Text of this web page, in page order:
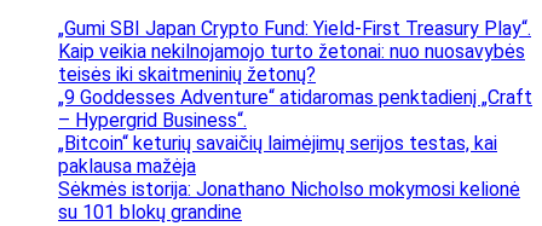
„Gumi SBI Japan Crypto Fund: Yield-First Treasury Play“.
Kaip veikia nekilnojamojo turto žetonai: nuo nuosavybės
teisės iki skaitmeninių žetonų?
„9 Goddesses Adventure“ atidaromas penktadienį „Craft
– Hypergrid Business“.
„Bitcoin“ keturių savaičių laimėjimų serijos testas, kai
paklausa mažėja
Sėkmės istorija: Jonathano Nicholso mokymosi kelionė
su 101 blokų grandine